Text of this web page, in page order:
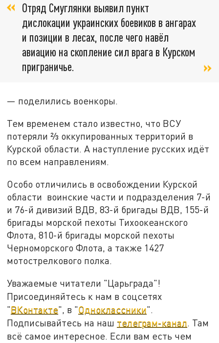
Отряд Смуглянки выявил пункт
дислокации украинских боевиков в ангарах
и позиции в лесах, после чего навёл
авиацию на скопление сил врага в Курском
приграничье.
— поделились военкоры.
Тем временем стало известно, что ВСУ
потеряли ⅔ оккупированных территорий в
Курской области. А наступление русских идёт
по всем направлениям.
Особо отличились в освобождении Курской
области воинские части и подразделения 7-й
и 76-й дивизий ВДВ, 83-й бригады ВДВ, 155-й
бригады морской пехоты Тихоокеанского
Флота, 810-й бригады морской пехоты
Черноморского Флота, а также 1427
мотострелкового полка.
Уважаемые читатели "Царьграда"!
Присоединяйтесь к нам в соцсетях
"ВКонтакте", в "Одноклассники".
Подписывайтесь на наш телеграм-канал. Там
всё самое интересное. Если вам есть чем